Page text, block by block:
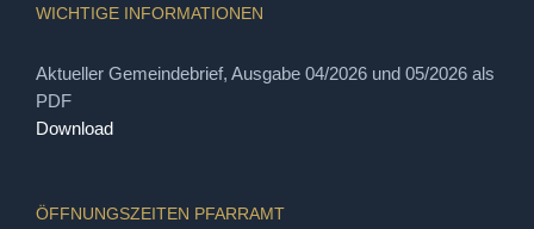
WICHTIGE INFORMATIONEN
Aktueller Gemeindebrief, Ausgabe 04/2026 und 05/2026 als
PDF
Download
ÖFFNUNGSZEITEN PFARRAMT